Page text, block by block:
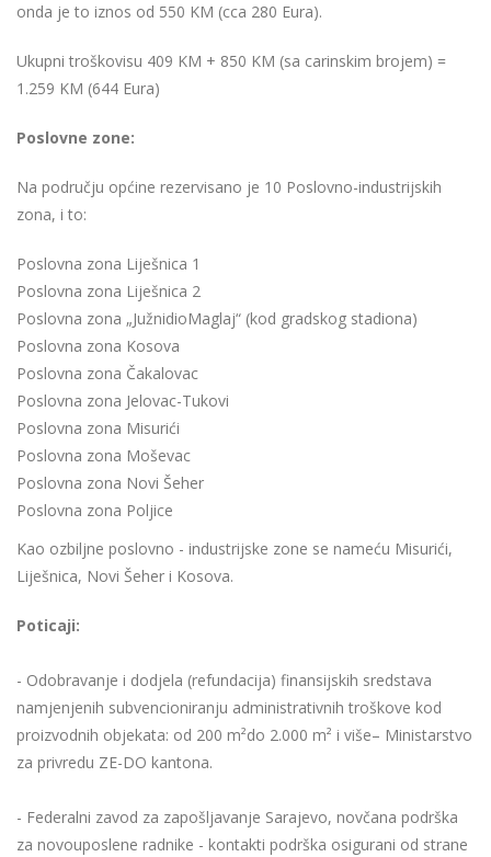
onda je to iznos od 550 KM (cca 280 Eura).
Ukupni troškovisu 409 KM + 850 KM (sa carinskim brojem) =
1.259 KM (644 Eura)
Poslovne zone:
Na području općine rezervisano je 10 Poslovno-industrijskih
zona, i to:
Poslovna zona Liješnica 1
Poslovna zona Liješnica 2
Poslovna zona „JužnidioMaglaj“ (kod gradskog stadiona)
Poslovna zona Kosova
Poslovna zona Čakalovac
Poslovna zona Jelovac-Tukovi
Poslovna zona Misurići
Poslovna zona Moševac
Poslovna zona Novi Šeher
Poslovna zona Poljice
Kao ozbiljne poslovno - industrijske zone se nameću Misurići,
Liješnica, Novi Šeher i Kosova.
Poticaji:
- Odobravanje i dodjela (refundacija) finansijskih sredstava
namjenjenih subvencioniranju administrativnih troškove kod
proizvodnih objekata: od 200 m²do 2.000 m² i više– Ministarstvo
za privredu ZE-DO kantona.
- Federalni zavod za zapošljavanje Sarajevo, novčana podrška
za novouposlene radnike - kontakti podrška osigurani od strane